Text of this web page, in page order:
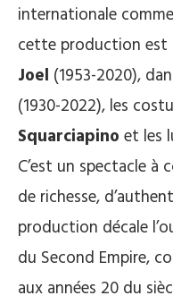
internationale
cette production est
Joel (1953-2020),
(1930-2022), les
Squarciapino et les
C’est un spectacle à
de richesse,
production décale
du Second Empire,
aux années 20 du